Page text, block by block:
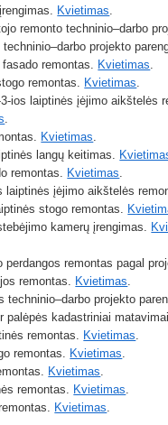
Kvietimas
remonto techninio–darbo
projekto
remontas. Kvietimas
remontas. Kvietimas
ios laiptinės įėjimo aikštelės
Kvietimas
langų keitimas.
remontas. Kvietimas
laiptinės įėjimo aikštelės
stogo remontas.
kamerų įrengimas.
perdangos remontas pagal
remontas. Kvietimas
techninio–darbo projekto
palėpės kadastriniai
remontas. Kvietimas
remontas. Kvietimas
Kvietimas
remontas. Kvietimas
Kvietimas